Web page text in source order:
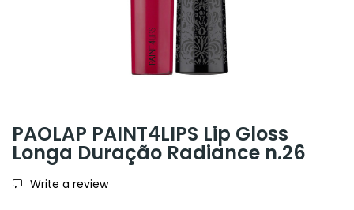
PAOLAP PAINT4LIPS Lip Gloss
Longa Duração Radiance n.26
Write a review